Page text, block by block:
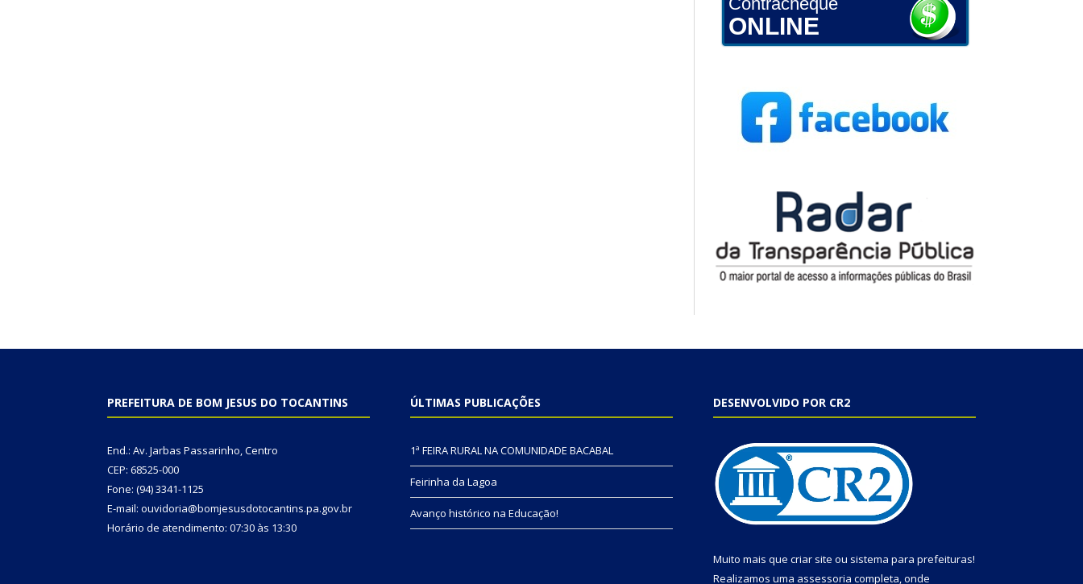
ONLINE
PREFEITURA DE BOM JESUS DO TOCANTINS
End.: Av. Jarbas Passarinho, Centro
CEP: 68525-000
Fone: (94) 3341-1125
E-mail: ouvidoria@bomjesusdotocantins.pa.gov.br
Horário de atendimento: 07:30 às 13:30
ÚLTIMAS PUBLICAÇÕES
1ª FEIRA RURAL NA COMUNIDADE BACABAL
Feirinha da Lagoa
Avanço histórico na Educação!
DESENVOLVIDO POR CR2
Muito mais que criar site ou sistema para prefeituras!
Realizamos uma assessoria completa, onde